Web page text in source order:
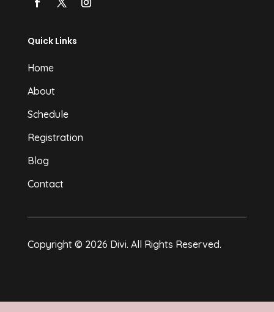
Quick Links
Home
About
Schedule
Registration
Blog
Contact
Copyright © 2026 Divi. All Rights Reserved.